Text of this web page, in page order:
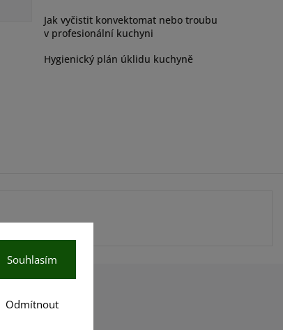
Odmítnout
Souhlasím
Jak vyčistit konvektomat nebo troubu
v profesionální kuchyni
Hygienický plán úklidu kuchyně